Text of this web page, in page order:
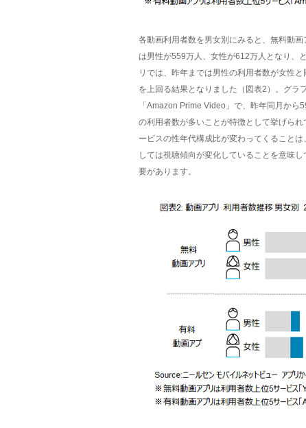
各動画利用者数を男女別にみると、無料動
は男性が559万人、女性が612万人となり、
リでは、昨年までは男性の利用者数が女性
を上回る結果となりました（図表2）。グラ
「Amazon Prime Video」で、昨年同月か
の利用者数が多いことが特徴として挙げら
ービスの性年代構成比が変わってくること
しては視聴傾向が変化していることを意味
要があります。